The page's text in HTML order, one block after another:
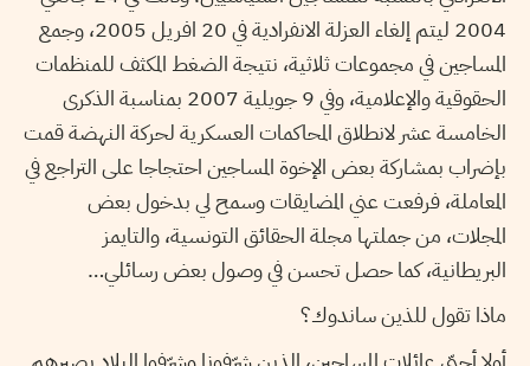
2004 ليتم إلغاء العزلة الانفرادية في 20 افريل 2005، وجمع
المساجين في مجموعات ثلاثية، نتيجة الضغط المكثف للمنظمات
الحقوقية والإعلامية، وفي 9 جويلية 2007 بمناسبة الذكرى
الخامسة عشر لانطلاق المحاكمات العسكرية لحركة النهضة قمت
بإضراب بمشاركة بعض الإخوة المساجين احتجاجا على التراجع في
المعاملة، فرفعت عني المضايقات وسمح لي بدخول بعض
المجلات، من جملتها مجلة الحقائق التونسية، والتايمز
البريطانية، كما حصل تحسن في وصول بعض رسائلي…
ماذا تقول للذين ساندوك؟